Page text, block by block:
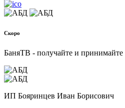
Скоро
БаняТВ - получайте и принимайте
ИП Бояринцев Иван Борисович